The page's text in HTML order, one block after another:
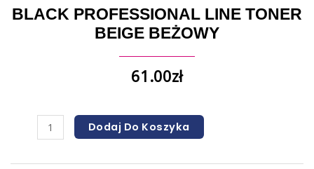
BLACK PROFESSIONAL LINE TONER
BEIGE BEŻOWY
61.00zł
Dodaj Do Koszyka